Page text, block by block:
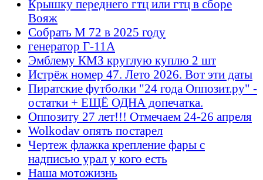
Крышку переднего гтц или гтц в сборе
Вояж
Собрать М 72 в 2025 году
генератор Г-11А
Эмблему КМЗ круглую куплю 2 шт
Истрёж номер 47. Лето 2026. Вот эти даты
Пиратские футболки "24 года Оппозит.ру" -
остатки + ЕЩЁ ОДНА допечатка.
Оппозиту 27 лет!!! Отмечаем 24-26 апреля
Wolkodav опять постарел
Чертеж флажка крепление фары с
надписью урал у кого есть
Наша мотожизнь